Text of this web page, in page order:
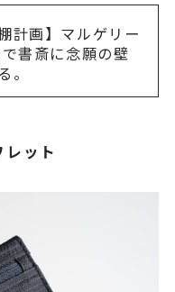
計画】マルゲリー
書斎に念願の壁
。
ット